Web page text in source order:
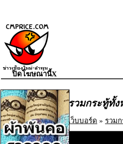
รวมกระทู้ทั้ง
เว็บบอร์ด » รวม
ปิดโฆษณานี้X